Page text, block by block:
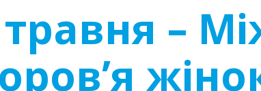
травня –